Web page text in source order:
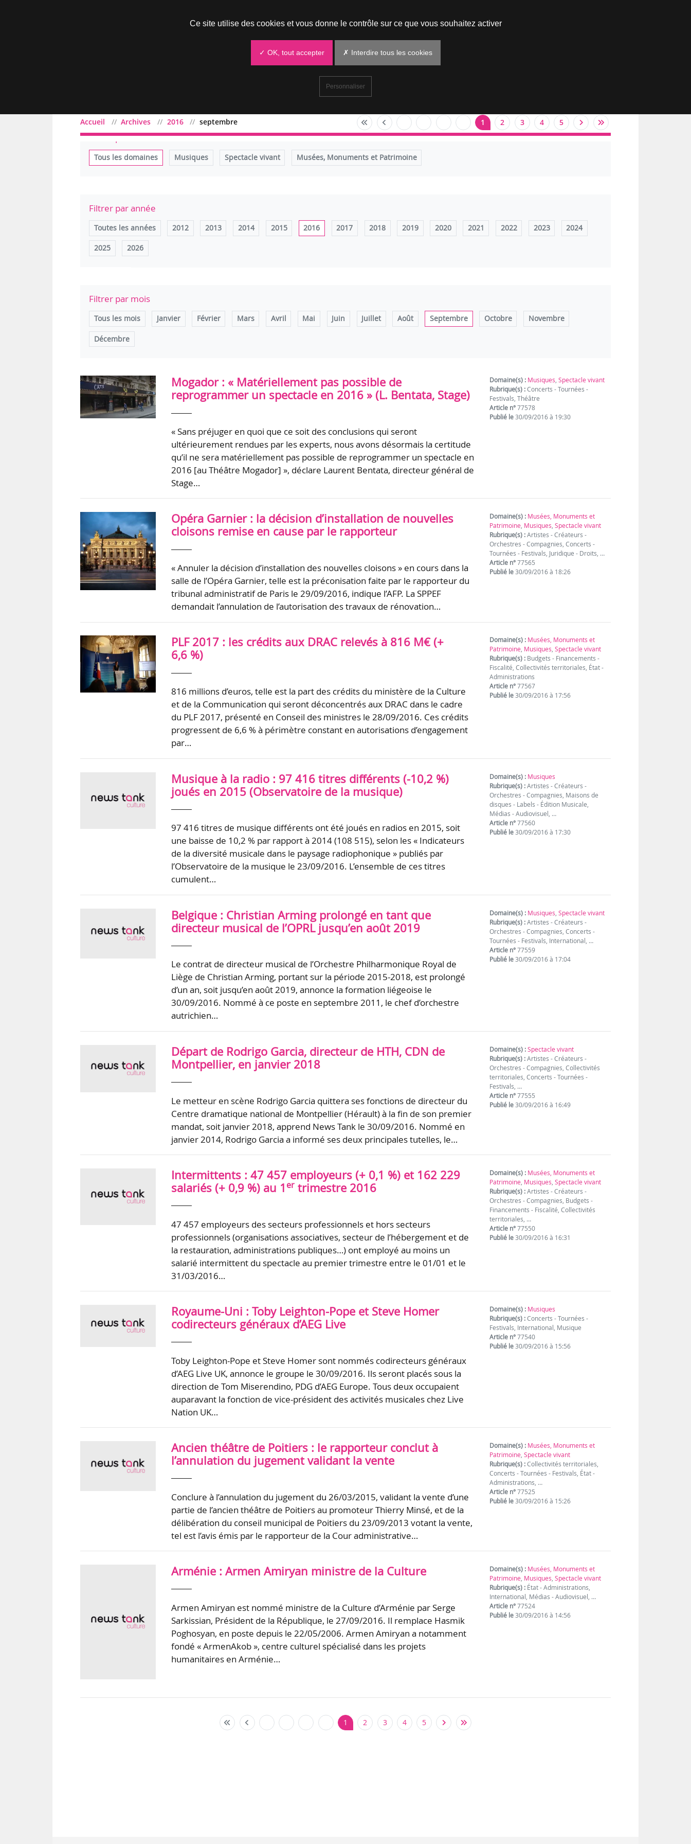
Accueil Archives 2016 septembre 1 2 3 4 5
Filtrer par domaine
Tous les domaines Musiques Spectacle vivant Musées, Monuments et Patrimoine
Filtrer par année
Toutes les années 2012 2013 2014 2015 2016 2017 2018 2019 2020 2021 2022 2023 2024
2025 2026
Filtrer par mois
Tous les mois Janvier Février Mars Avril Mai Juin Juillet Août Septembre Octobre Novembre
Décembre
Mogador : « Matériellement pas possible de
reprogrammer un spectacle en 2016 » (L. Bentata, Stage)
« Sans préjuger en quoi que ce soit des conclusions qui seront
ultérieurement rendues par les experts, nous avons désormais la certitude
qu’il ne sera matériellement pas possible de reprogrammer un spectacle en
2016 [au Théâtre Mogador] », déclare Laurent Bentata, directeur général de
Stage…
Domaine(s) : Musiques,Spectacle vivant
Rubrique(s) :Concerts - Tournées -
Festivals, Théâtre
Article n°77578
Publié le30/09/2016 à 19:30
Opéra Garnier : la décision d’installation de nouvelles
cloisons remise en cause par le rapporteur
« Annuler la décision d’installation des nouvelles cloisons » en cours dans la
salle de l’Opéra Garnier, telle est la préconisation faite par le rapporteur du
tribunal administratif de Paris le 29/09/2016, indique l’AFP. La SPPEF
demandait l’annulation de l’autorisation des travaux de rénovation…
Domaine(s) : Musées, Monuments et
Patrimoine, Musiques,Spectacle vivant
Rubrique(s) :Artistes - Créateurs -
Orchestres - Compagnies, Concerts -
Tournées - Festivals, Juridique - Droits, …
Article n°77565
Publié le30/09/2016 à 18:26
PLF 2017 : les crédits aux DRAC relevés à 816 M€ (+
6,6 %)
816 millions d’euros, telle est la part des crédits du ministère de la Culture
et de la Communication qui seront déconcentrés aux DRAC dans le cadre
du PLF 2017, présenté en Conseil des ministres le 28/09/2016. Ces crédits
progressent de 6,6 % à périmètre constant en autorisations d’engagement
par…
Domaine(s) : Musées, Monuments et
Patrimoine, Musiques,Spectacle vivant
Rubrique(s) : Budgets - Financements -
Fiscalité, Collectivités territoriales, État -
Administrations
Article n°77567
Publié le30/09/2016 à 17:56
Musique à la radio : 97 416 titres différents (-10,2 %)
joués en 2015 (Observatoire de la musique)
97 416 titres de musique différents ont été joués en radios en 2015, soit
une baisse de 10,2 % par rapport à 2014 (108 515), selon les « Indicateurs
de la diversité musicale dans le paysage radiophonique » publiés par
l’Observatoire de la musique le 23/09/2016. L’ensemble de ces titres
cumulent…
Domaine(s) : Musiques
Rubrique(s) :Artistes - Créateurs -
Orchestres - Compagnies, Maisons de
disques - Labels - Édition Musicale,
Médias - Audiovisuel, …
Article n°77560
Publié le30/09/2016 à 17:30
Belgique : Christian Arming prolongé en tant que
directeur musical de l’OPRL jusqu’en août 2019
Le contrat de directeur musical de l’Orchestre Philharmonique Royal de
Liège de Christian Arming, portant sur la période 2015-2018, est prolongé
d’un an, soit jusqu’en août 2019, annonce la formation liégeoise le
30/09/2016. Nommé à ce poste en septembre 2011, le chef d’orchestre
autrichien…
Domaine(s) : Musiques,Spectacle vivant
Rubrique(s) :Artistes - Créateurs -
Orchestres - Compagnies, Concerts -
Tournées - Festivals, International, …
Article n°77559
Publié le30/09/2016 à 17:04
Départ de Rodrigo Garcia, directeur de HTH, CDN de
Montpellier, en janvier 2018
Le metteur en scène Rodrigo Garcia quittera ses fonctions de directeur du
Centre dramatique national de Montpellier (Hérault) à la fin de son premier
mandat, soit janvier 2018, apprend News Tank le 30/09/2016. Nommé en
janvier 2014, Rodrigo Garcia a informé ses deux principales tutelles, le…
Domaine(s) : Spectacle vivant
Rubrique(s) :Artistes - Créateurs -
Orchestres - Compagnies, Collectivités
territoriales, Concerts - Tournées -
Festivals, …
Article n°77555
Publié le30/09/2016 à 16:49
Intermittents : 47 457 employeurs (+ 0,1 %) et 162 229
salariés (+ 0,9 %) au 1 er trimestre 2016
47 457 employeurs des secteurs professionnels et hors secteurs
professionnels (organisations associatives, secteur de l’hébergement et de
la restauration, administrations publiques…) ont employé au moins un
salarié intermittent du spectacle au premier trimestre entre le 01/01 et le
31/03/2016…
Domaine(s) : Musées, Monuments et
Patrimoine, Musiques,Spectacle vivant
Rubrique(s) :Artistes - Créateurs -
Orchestres - Compagnies, Budgets -
Financements - Fiscalité, Collectivités
territoriales, …
Article n°77550
Publié le30/09/2016 à 16:31
Royaume-Uni : Toby Leighton-Pope et Steve Homer
codirecteurs généraux d’AEG Live
Toby Leighton-Pope et Steve Homer sont nommés codirecteurs généraux
d’AEG Live UK, annonce le groupe le 30/09/2016. Ils seront placés sous la
direction de Tom Miserendino, PDG d’AEG Europe. Tous deux occupaient
auparavant la fonction de vice-président des activités musicales chez Live
Nation UK…
Domaine(s) : Musiques
Rubrique(s) :Concerts - Tournées -
Festivals, International, Musique
Article n°77540
Publié le30/09/2016 à 15:56
Ancien théâtre de Poitiers : le rapporteur conclut à
l’annulation du jugement validant la vente
Conclure à l’annulation du jugement du 26/03/2015, validant la vente d’une
partie de l’ancien théâtre de Poitiers au promoteur Thierry Minsé, et de la
délibération du conseil municipal de Poitiers du 23/09/2013 votant la vente,
tel est l’avis émis par le rapporteur de la Cour administrative…
Domaine(s) : Musées, Monuments et
Patrimoine,Spectacle vivant
Rubrique(s) :Collectivités territoriales,
Concerts - Tournées - Festivals, État -
Administrations, …
Article n°77525
Publié le30/09/2016 à 15:26
Arménie : Armen Amiryan ministre de la Culture
Armen Amiryan est nommé ministre de la Culture d’Arménie par Serge
Sarkissian, Président de la République, le 27/09/2016. Il remplace Hasmik
Poghosyan, en poste depuis le 22/05/2006. Armen Amiryan a notamment
fondé « ArmenAkob », centre culturel spécialisé dans les projets
humanitaires en Arménie…
Domaine(s) : Musées, Monuments et
Patrimoine, Musiques,Spectacle vivant
Rubrique(s) : État - Administrations,
International, Médias - Audiovisuel, …
Article n°77524
Publié le30/09/2016 à 14:56
1 2 3 4 5
Ce site utilise des cookies et vous donne le contrôle sur ce que vous souhaitez activer
✓ OK, tout accepter ✗ Interdire tous les cookies
Personnaliser